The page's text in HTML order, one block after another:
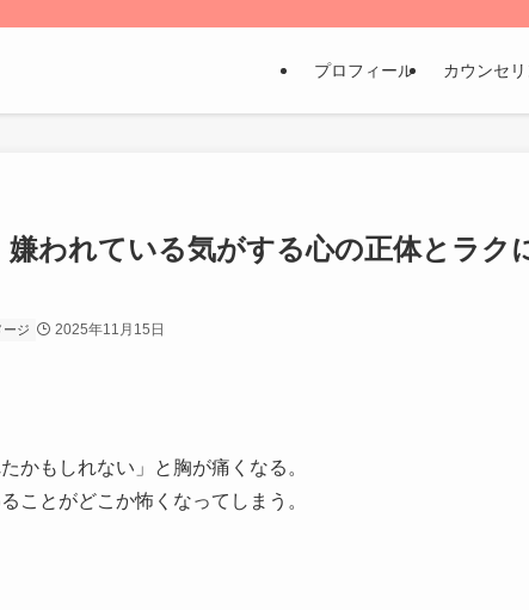
プロフィール カウンセ
嫌われている気がする心の正体とラク
ージ 2025年11月15日
かもしれない」と胸が痛くなる。
ことがどこか怖くなってしまう。